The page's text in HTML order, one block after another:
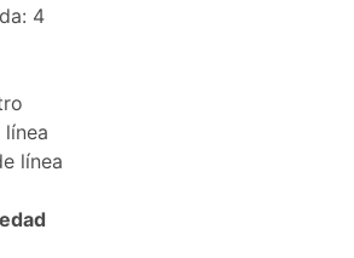
4
línea
línea